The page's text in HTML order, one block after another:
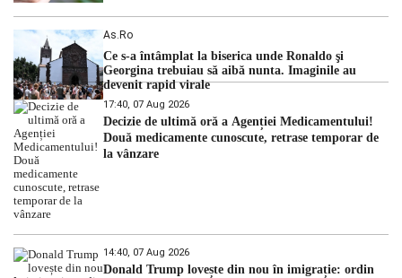
As.ro
Ce s-a întâmplat la biserica unde Ronaldo şi
Georgina trebuiau să aibă nunta. Imaginile au
devenit rapid virale
17:40, 07 Aug 2026
Decizie de ultimă oră a Agenției Medicamentului!
Două medicamente cunoscute, retrase temporar de
la vânzare
14:40, 07 Aug 2026
Donald Trump lovește din nou în imigrație: ordin